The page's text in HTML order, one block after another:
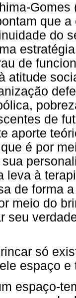
que
do
de
atitude
de
aporte
é por
leva à
de forma
meio do
seu
só
espaço e
espaço-